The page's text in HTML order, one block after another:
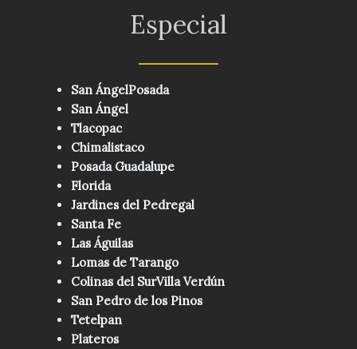
Especial
San ÁngelPosada
San Ángel
Tlacopac
Chimalistaco
Posada Guadalupe
Florida
Jardines del Pedregal
Santa Fe
Las Águilas
Lomas de Tarango
Colinas del SurVilla Verdún
San Pedro de los Pinos
Tetelpan
Plateros